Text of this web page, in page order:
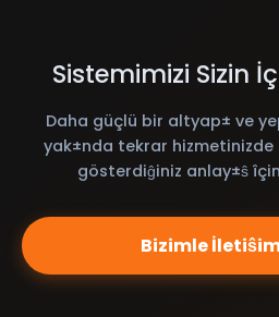
Sistemimizi Sizin
Daha güçlü bir altyap± ve
yak±nda tekrar hizmetinizde
gösterdiĝiniz anlay±ŝ
Bizimle